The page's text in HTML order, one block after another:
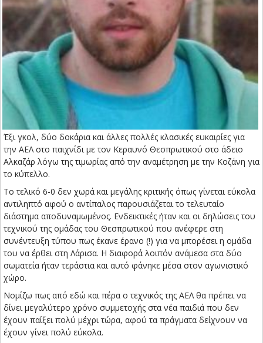
Έξι γκολ, δύο δοκάρια και άλλες πολλές κλασικές ευκαιρίες για
την ΑΕΛ στο παιχνίδι με τον Κεραυνό Θεσπρωτικού στο άδειο
Αλκαζάρ λόγω της τιμωρίας από την αναμέτρηση με την Κοζάνη για
το κύπελλο.
Το τελικό 6-0 δεν χωρά και μεγάλης κριτικής όπως γίνεται εύκολα
αντιληπτό αφού ο αντίπαλος παρουσιάζεται το τελευταίο
διάστημα αποδυναμωμένος. Ενδεικτικές ήταν και οι δηλώσεις του
τεχνικού της ομάδας του Θεσπρωτικού που ανέφερε στη
συνέντευξη τύπου πως έκανε έρανο (!) για να μπορέσει η ομάδα
του να έρθει στη Λάρισα. Η διαφορά λοιπόν ανάμεσα στα δύο
σωματεία ήταν τεράστια και αυτό φάνηκε μέσα στον αγωνιστικό
χώρο.
Νομίζω πως από εδώ και πέρα ο τεχνικός της ΑΕΛ θα πρέπει να
δίνει μεγαλύτερο χρόνο συμμετοχής στα νέα παιδιά που δεν
έχουν παίξει πολύ μέχρι τώρα, αφού τα πράγματα δείχνουν να
έχουν γίνει πολύ εύκολα.